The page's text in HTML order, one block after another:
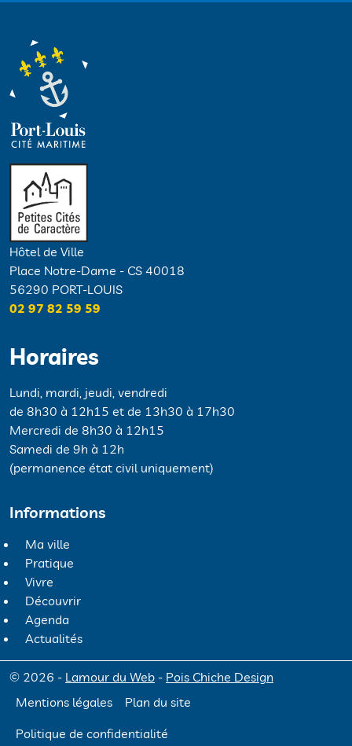
Hôtel de Ville
Place Notre-Dame - CS 40018
56290 PORT-LOUIS
02 97 82 59 59
Horaires
Lundi, mardi, jeudi, vendredi
de 8h30 à 12h15 et de 13h30 à 17h30
Mercredi de 8h30 à 12h15
Samedi de 9h à 12h
(permanence état civil uniquement)
Informations
Ma ville
Pratique
Vivre
Découvrir
Agenda
Actualités
© 2026 - Lamour du Web - Pois Chiche Design
Mentions légales
Plan du site
Politique de confidentialité